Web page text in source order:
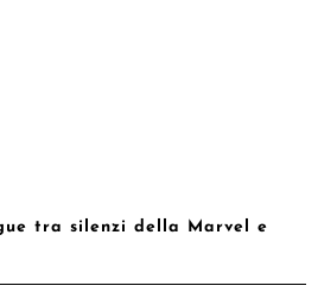
tra silenzi della Marvel e